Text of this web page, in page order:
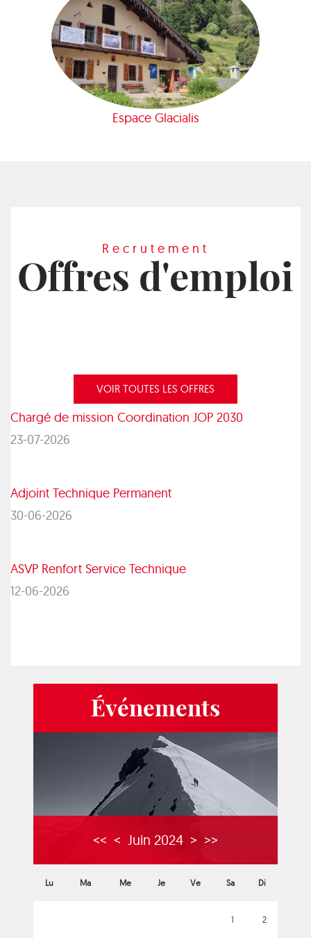
Espace Glacialis
Recrutement
Offres d'emploi
VOIR TOUTES LES OFFRES
Chargé de mission Coordination JOP 2030
23-07-2026
Adjoint Technique Permanent
30-06-2026
ASVP Renfort Service Technique
12-06-2026
Événements
<< < Juin 2024 > >>
Lu Ma Me Je Ve Sa Di
1 2